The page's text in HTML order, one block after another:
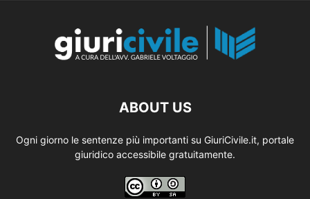
ABOUT US
Ogni giorno le sentenze più importanti su GiuriCivile.it, portale
giuridico accessibile gratuitamente.